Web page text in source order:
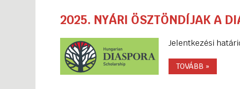
2025. NYÁRI ÖSZTÖNDÍJAK A
Jelentkezési
TOVÁBB »